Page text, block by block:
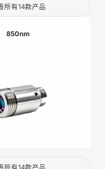
所有14款产品
850nm
所有14款产品